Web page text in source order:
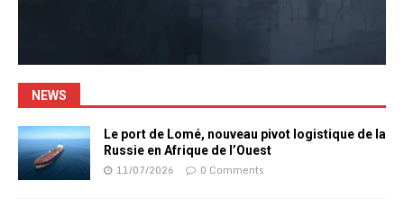
NEWS
Le port de Lomé, nouveau pivot logistique de la
Russie en Afrique de l’Ouest
11/07/2026 0 Comments